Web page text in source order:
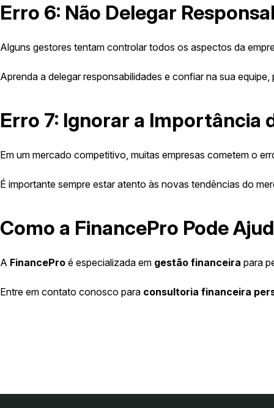
Erro 6: Não Delegar
Alguns gestores tentam controlar todos os aspectos da
Aprenda a delegar responsabilidades e confiar na sua
Erro 7: Ignorar a Importância
Em um mercado competitivo, muitas empresas cometem o
É importante sempre estar atento às novas tendências do
Como a FinancePro Pode
A FinancePro é especializada em gestão financeira para
Entre em contato conosco para consultoria financeira